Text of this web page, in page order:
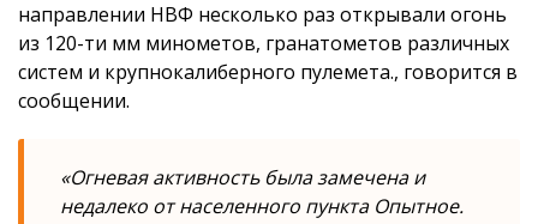
направлении НВФ несколько раз открывали огонь
из 120-ти мм минометов, гранатометов различных
систем и крупнокалиберного пулемета., говорится в
сообщении.
«Огневая активность была замечена и
недалеко от населенного пункта Опытное.